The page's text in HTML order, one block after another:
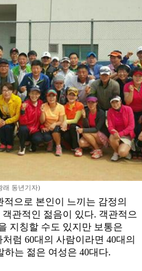
래 동년기자)
으로 본인이 느끼는 감정의
관적인 젊음이 있다. 객관적으
지칭할 수도 있지만 보통은
럼 60대의 사람이라면 40대의
하는 젊은 여성은 40대다.